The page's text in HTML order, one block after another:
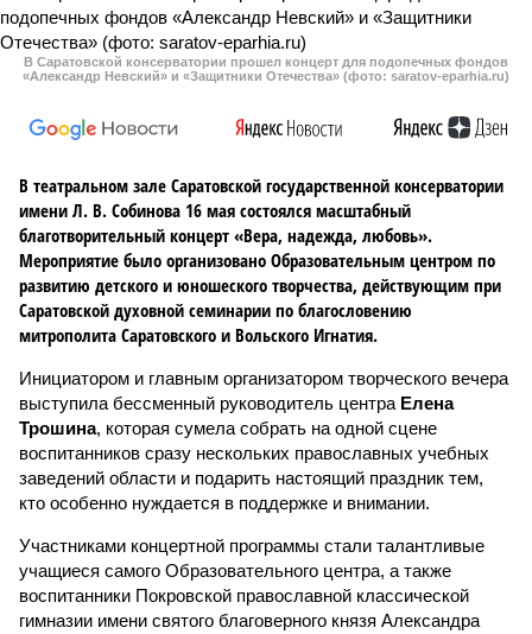
В Саратовской консерватории прошел концерт для подопечных фондов
«Александр Невский» и «Защитники Отечества» (фото: saratov-eparhia.ru)
В театральном зале Саратовской государственной консерватории
имени Л. В. Собинова 16 мая состоялся масштабный
благотворительный концерт «Вера, надежда, любовь».
Мероприятие было организовано Образовательным центром по
развитию детского и юношеского творчества, действующим при
Саратовской духовной семинарии по благословению
митрополита Саратовского и Вольского Игнатия.
Инициатором и главным организатором творческого вечера
выступила бессменный руководитель центра Елена
Трошина, которая сумела собрать на одной сцене
воспитанников сразу нескольких православных учебных
заведений области и подарить настоящий праздник тем,
кто особенно нуждается в поддержке и внимании.
Участниками концертной программы стали талантливые
учащиеся самого Образовательного центра, а также
воспитанники Покровской православной классической
гимназии имени святого благоверного князя Александра